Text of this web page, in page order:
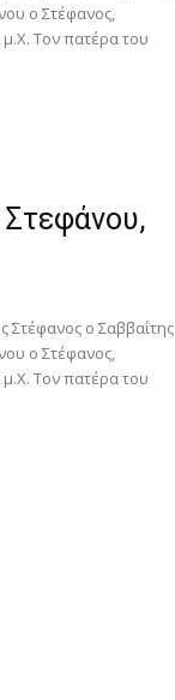
ο Στέφανος,
Τον πατέρα του
Στέφανος ο Σαββαΐτης
ο Στέφανος,
Τον πατέρα του